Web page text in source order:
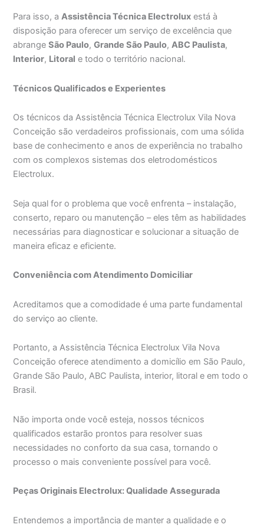
Para isso, aAssistência Técnica Electrolux está à
disposição para oferecer um serviço de excelência que
abrangeSão Paulo,Grande São Paulo,ABC Paulista,
Interior, Litoral e todo o território nacional.
Técnicos Qualificados e Experientes
Os técnicos da Assistência Técnica Electrolux Vila Nova
Conceição são verdadeiros profissionais, com uma sólida
base de conhecimento e anos de experiência no trabalho
com os complexos sistemas dos eletrodomésticos
Electrolux.
Seja qual for o problema que você enfrenta – instalação,
conserto, reparo ou manutenção – eles têm as habilidades
necessárias para diagnosticar e solucionar a situação de
maneira eficaz e eficiente.
Conveniência com Atendimento Domiciliar
Acreditamos que a comodidade é uma parte fundamental
do serviço ao cliente.
Portanto, a Assistência Técnica Electrolux Vila Nova
Conceição oferece atendimento a domicílio em São Paulo,
Grande São Paulo, ABC Paulista, interior, litoral e em todo o
Brasil.
Não importa onde você esteja, nossos técnicos
qualificados estarão prontos para resolver suas
necessidades no conforto da sua casa, tornando o
processo o mais conveniente possível para você.
Peças Originais Electrolux: Qualidade Assegurada
Entendemos a importância de manter a qualidade e o